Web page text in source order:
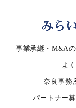
事業承継・M&A
よ
奈良事務
パートナー